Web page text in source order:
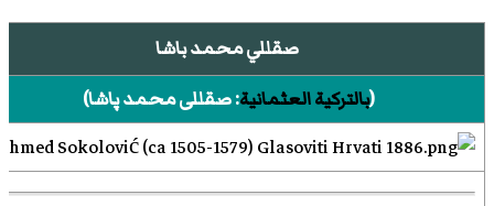
صقللي محمد باشا
(بالتركية العثمانية:صقللى محمد پاشا‎)‏